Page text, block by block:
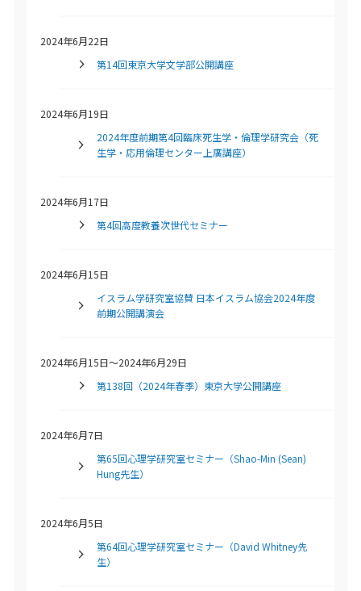
2024年6月22日
第14回東京大学文学部公開講座
2024年6月19日
2024年度前期第4回臨床死生学・倫理学研究会（死
生学・応用倫理センター上廣講座）
2024年6月17日
第4回高度教養次世代セミナー
2024年6月15日
イスラム学研究室協賛 日本イスラム協会2024年度
前期公開講演会
2024年6月15日～2024年6月29日
第138回（2024年春季）東京大学公開講座
2024年6月7日
第65回心理学研究室セミナー（Shao-Min (Sean)
Hung先生）
2024年6月5日
第64回心理学研究室セミナー（David Whitney先
生）